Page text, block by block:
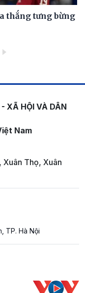
thắng tưng bừng
XÃ HỘI VÀ DÂN
Nam
Xuân Thọ, Xuân
TP. Hà Nội